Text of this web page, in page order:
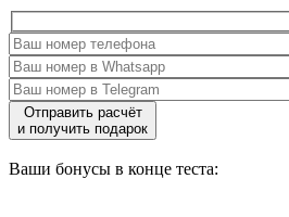
Отправить расчёт
и получить подарок
Ваши бонусы в конце теста: